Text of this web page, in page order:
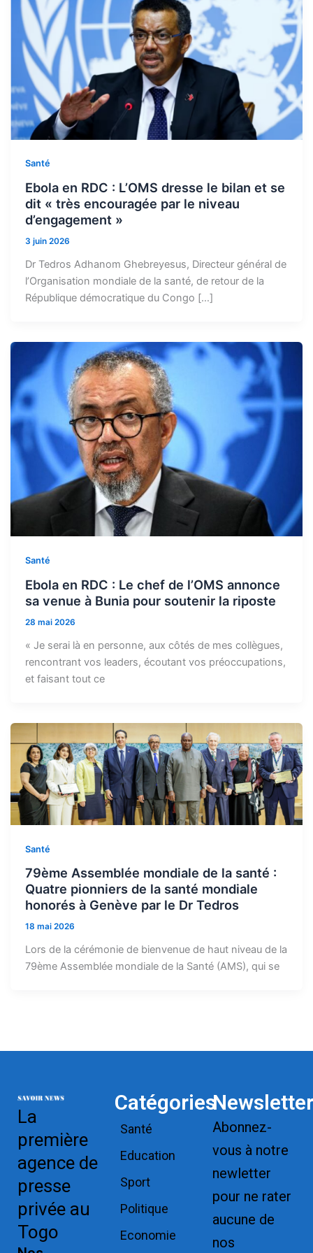
Santé
Ebola en RDC : L’OMS dresse le bilan et se
dit « très encouragée par le niveau
d’engagement »
3 juin 2026
Dr Tedros Adhanom Ghebreyesus, Directeur général de
l’Organisation mondiale de la santé, de retour de la
République démocratique du Congo […]
Santé
Ebola en RDC : Le chef de l’OMS annonce
sa venue à Bunia pour soutenir la riposte
28 mai 2026
« Je serai là en personne, aux côtés de mes collègues,
rencontrant vos leaders, écoutant vos préoccupations,
et faisant tout ce
Santé
79ème Assemblée mondiale de la santé :
Quatre pionniers de la santé mondiale
honorés à Genève par le Dr Tedros
18 mai 2026
Lors de la cérémonie de bienvenue de haut niveau de la
79ème Assemblée mondiale de la Santé (AMS), qui se
La
première
agence de
presse
privée au
Togo
Catégories
Santé
Education
Sport
Politique
Economie
Newsletter
Abonnez-
vous à notre
newletter
pour ne rater
aucune de
nos